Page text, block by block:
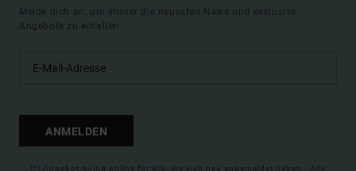
Melde dich an, um immer die neuesten News und exklusive
Angebote zu erhalten.
ANMELDEN
(*) Angebot gültig online für alle, die sich neu angemeldet haben - Alle